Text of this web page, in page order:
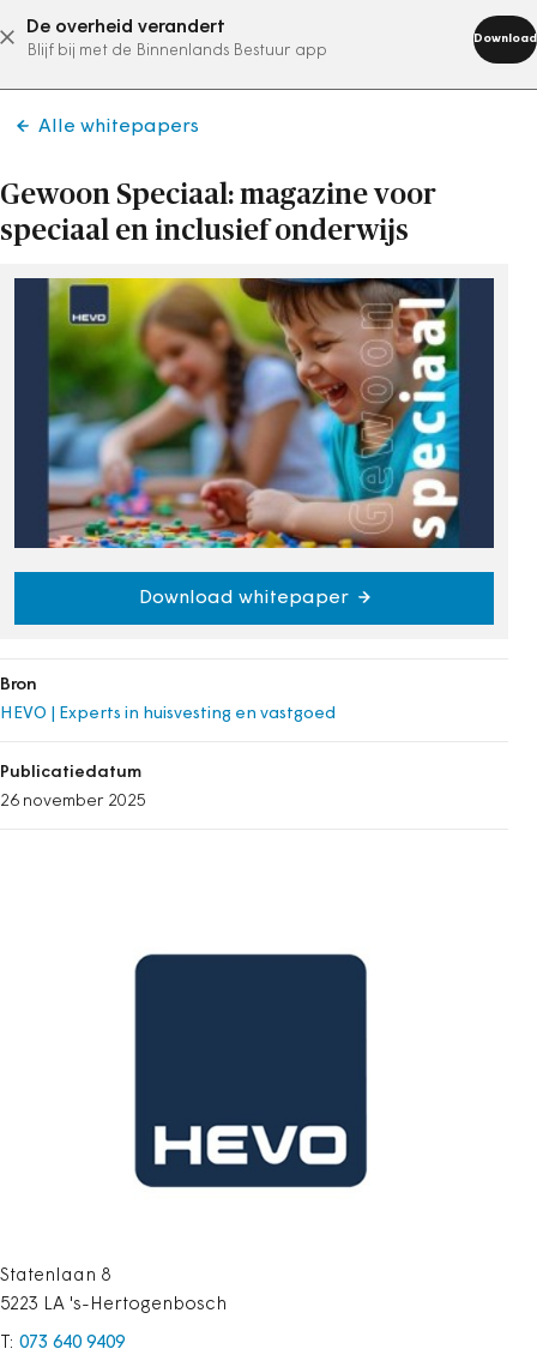
De overheid verandert
Blijf bij met de Binnenlands Bestuur app
Download
abonneer nu
Alle whitepapers
Gewoon Speciaal: magazine voor
speciaal en inclusief onderwijs
Download whitepaper
Bron
HEVO | Experts in huisvesting en vastgoed
Publicatiedatum
26 november 2025
Statenlaan 8
5223 LA 's-Hertogenbosch
T: 073 640 9409